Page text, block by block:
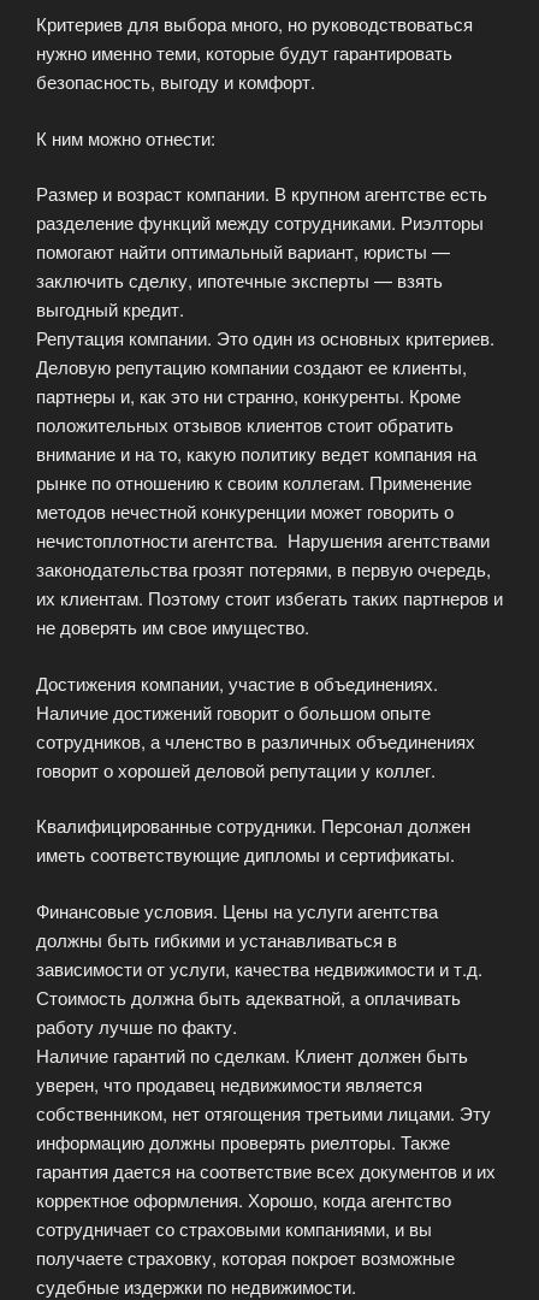
Критериев для выбора много, но руководствоваться
нужно именно теми, которые будут гарантировать
безопасность, выгоду и комфорт.
К ним можно отнести:
Размер и возраст компании. В крупном агентстве есть
разделение функций между сотрудниками. Риэлторы
помогают найти оптимальный вариант, юристы —
заключить сделку, ипотечные эксперты — взять
выгодный кредит.
Репутация компании. Это один из основных критериев.
Деловую репутацию компании создают ее клиенты,
партнеры и, как это ни странно, конкуренты. Кроме
положительных отзывов клиентов стоит обратить
внимание и на то, какую политику ведет компания на
рынке по отношению к своим коллегам. Применение
методов нечестной конкуренции может говорить о
нечистоплотности агентства. Нарушения агентствами
законодательства грозят потерями, в первую очередь,
их клиентам. Поэтому стоит избегать таких партнеров и
не доверять им свое имущество.
Достижения компании, участие в объединениях.
Наличие достижений говорит о большом опыте
сотрудников, а членство в различных объединениях
говорит о хорошей деловой репутации у коллег.
Квалифицированные сотрудники. Персонал должен
иметь соответствующие дипломы и сертификаты.
Финансовые условия. Цены на услуги агентства
должны быть гибкими и устанавливаться в
зависимости от услуги, качества недвижимости и т.д.
Стоимость должна быть адекватной, а оплачивать
работу лучше по факту.
Наличие гарантий по сделкам. Клиент должен быть
уверен, что продавец недвижимости является
собственником, нет отягощения третьими лицами. Эту
информацию должны проверять риелторы. Также
гарантия дается на соответствие всех документов и их
корректное оформления. Хорошо, когда агентство
сотрудничает со страховыми компаниями, и вы
получаете страховку, которая покроет возможные
судебные издержки по недвижимости.